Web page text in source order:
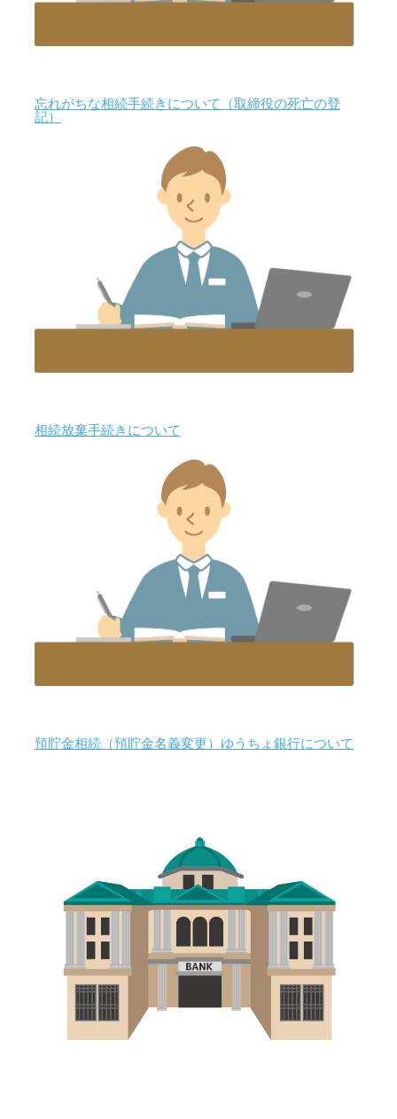
忘れがちな相続手続きについて（取締役の死亡の登
記）
相続放棄手続きについて
預貯金相続（預貯金名義変更）ゆうちょ銀行について